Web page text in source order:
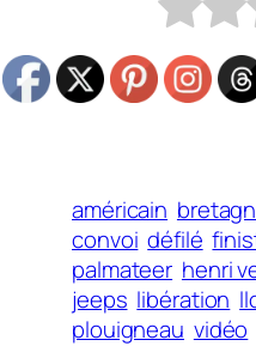
américain
convoi défilé
palmateer henri
jeeps libération
plouigneau vidéo